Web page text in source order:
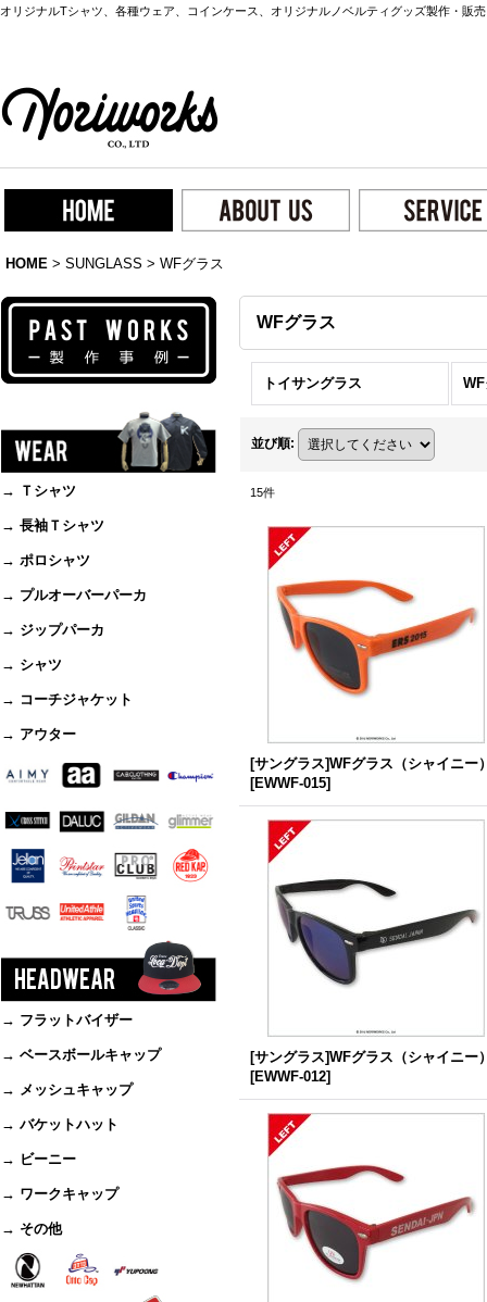
オリジナルTシャツ、各種ウェア、コインケース、オリジナルノベルティグッズ製作・販
HOME > SUNGLASS > WFグラス
→ Ｔシャツ
→ 長袖Ｔシャツ
→ ポロシャツ
→ プルオーバーパーカ
→ ジップパーカ
→ シャツ
→ コーチジャケット
→ アウター
→ フラットバイザー
→ ベースボールキャップ
→ メッシュキャップ
→ バケットハット
→ ビーニー
→ ワークキャップ
→ その他
WFグラス
トイサングラス
並び順:
15件
[サングラス]WFグラス（シャイニー
[EWWF-015]
[サングラス]WFグラス（シャイニー
[EWWF-012]